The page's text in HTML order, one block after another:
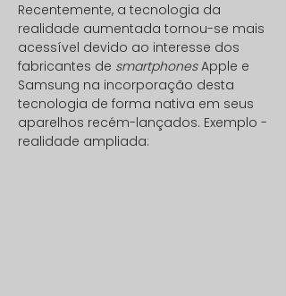
Recentemente, a tecnologia da
realidade aumentada tornou-se mais
acessível devido ao interesse dos
fabricantes de smartphonesApple e
Samsung na incorporação desta
tecnologia de forma nativa em seus
aparelhos recém-lançados. Exemplo -
realidade ampliada: